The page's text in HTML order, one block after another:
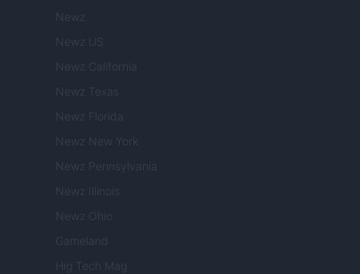
Newz
Newz US
Newz California
Newz Texas
Newz Florida
Newz New York
Newz Pennsylvania
Newz Illinois
Newz Ohio
Gameland
Hig Tech Mag